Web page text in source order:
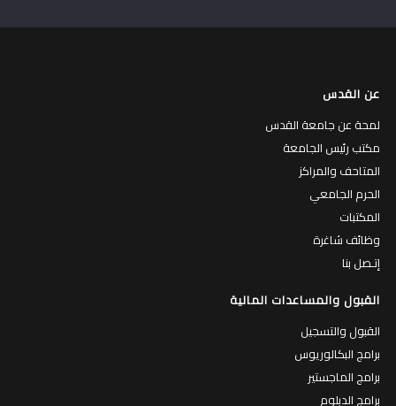
عن القدس
لمحة عن جامعة القدس
مكتب رئيس الجامعة
المتاحف والمراكز
الحرم الجامعي
المكتبات
وظائف شاغرة
إتـصل بنا
القبول والمساعدات المالية
القبول والتسجيل
برامج البكالوريوس
برامج الماجستير
برامج الدبلوم